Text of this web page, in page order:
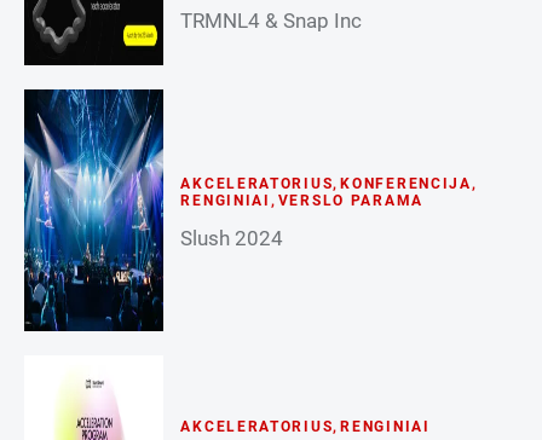
TRMNL4 & Snap Inc
AKCELERATORIUS, KONFERENCIJA,
RENGINIAI , VERSLO PARAMA
Slush 2024
AKCELERATORIUS, RENGINIAI